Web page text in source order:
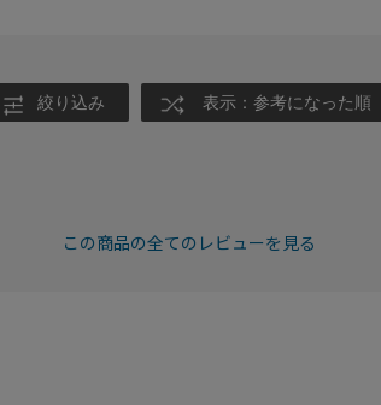
絞り込み 表示：参考になった順
この商品の全てのレビューを見る